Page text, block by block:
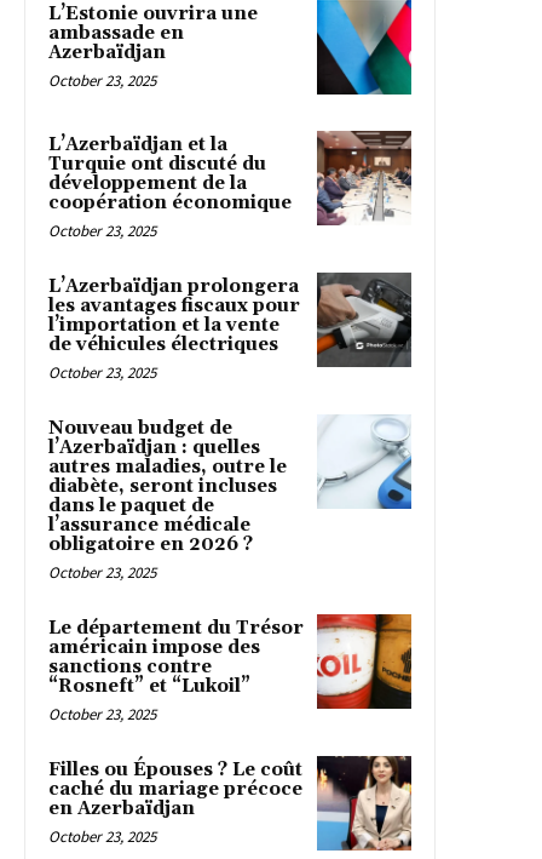
L’Estonie ouvrira une
ambassade en
Azerbaïdjan
October 23, 2025
L’Azerbaïdjan et la
Turquie ont discuté du
développement de la
coopération économique
October 23, 2025
L’Azerbaïdjan prolongera
les avantages fiscaux pour
l’importation et la vente
de véhicules électriques
October 23, 2025
Nouveau budget de
l’Azerbaïdjan : quelles
autres maladies, outre le
diabète, seront incluses
dans le paquet de
l’assurance médicale
obligatoire en 2026 ?
October 23, 2025
Le département du Trésor
américain impose des
sanctions contre
“Rosneft” et “Lukoil”
October 23, 2025
Filles ou Épouses ? Le coût
caché du mariage précoce
en Azerbaïdjan
October 23, 2025